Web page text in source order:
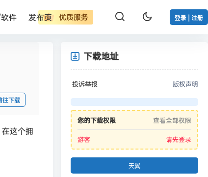
优质服务 登录 | 注册
件 发布页
往下载
这个拥
下载地址
投诉举报 版权声明
您的下载权限 查看全部权限
游客 请先登录
天翼